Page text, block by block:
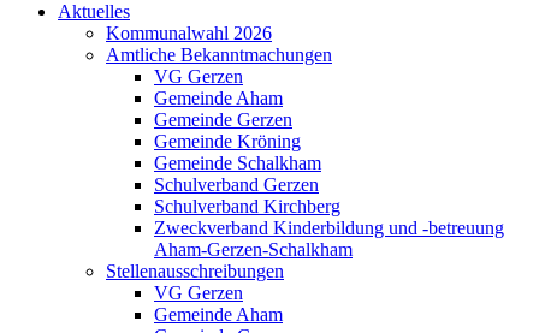
Aktuelles
Kommunalwahl 2026
Amtliche Bekanntmachungen
VG Gerzen
Gemeinde Aham
Gemeinde Gerzen
Gemeinde Kröning
Gemeinde Schalkham
Schulverband Gerzen
Schulverband Kirchberg
Zweckverband Kinderbildung und -betreuung
Aham-Gerzen-Schalkham
Stellenausschreibungen
VG Gerzen
Gemeinde Aham